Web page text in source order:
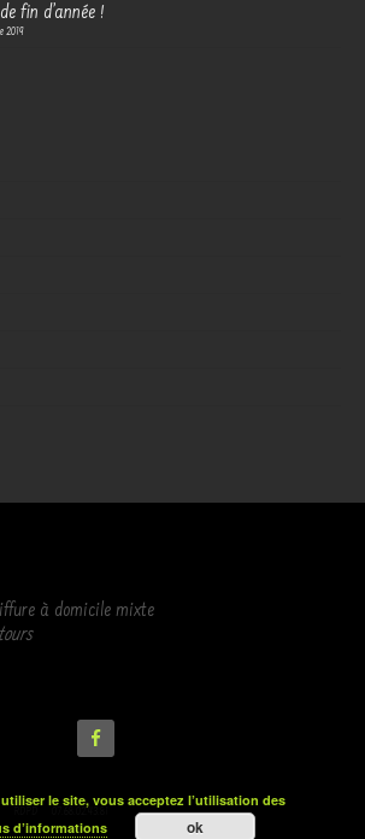
fin d’année !
2019
à domicile mixte
le site, vous acceptez l’utilisation des
d’informations ok